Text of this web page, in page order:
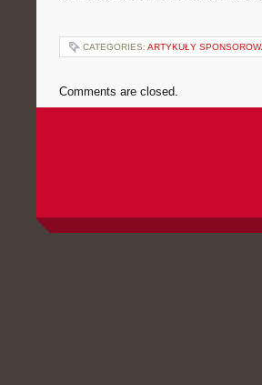
CATEGORIES: ARTYKUŁY
Comments are closed.